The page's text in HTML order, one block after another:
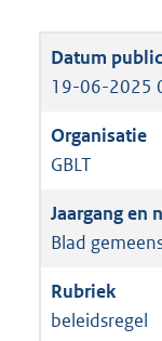
19-06-2025
GBLT
Blad
beleidsregel